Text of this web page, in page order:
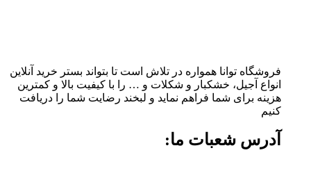
فروشگاه توانا همواره در تلاش است تا بتواند بستر خرید آنلاین
انواع آجیل، خشکبار و شکلات و … را با کیفیت بالا و کمترین
هزینه برای شما فراهم نماید و لبخند رضایت شما را دریافت
کنیم
آدرس شعبات ما: